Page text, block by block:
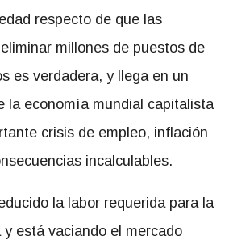
respecto de que las
millones de puestos de
es verdadera, y llega en un
la economía mundial capitalista
crisis de empleo, inflación
incalculables.
la labor requerida para la
y está vaciando el mercado